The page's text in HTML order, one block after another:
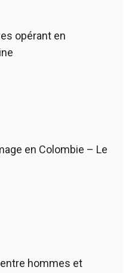
opérant en
en Colombie – Le
entre hommes et